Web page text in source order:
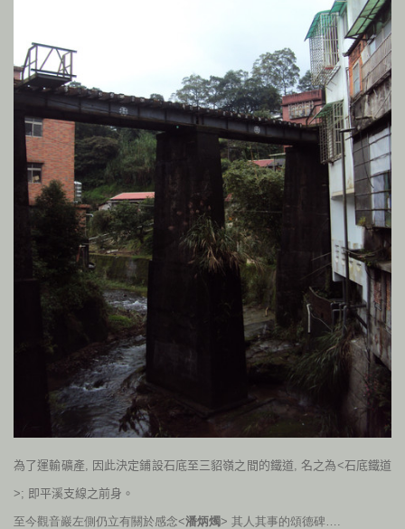
為了運輸礦產, 因此決定鋪設石底至三貂嶺之間的鐵道, 名之為<石底鐵道
>; 即平溪支線之前身。
至今觀音巖左側仍立有關於感念<潘炳燭> 其人其事的頌德碑….